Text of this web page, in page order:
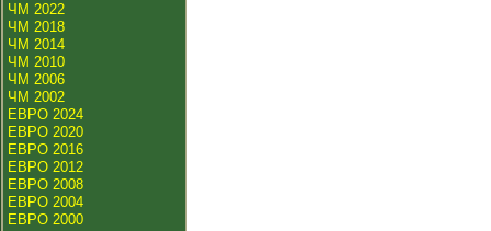
ЧМ 2022
ЧМ 2018
ЧМ 2014
ЧМ 2010
ЧМ 2006
ЧМ 2002
ЕВРО 2024
ЕВРО 2020
ЕВРО 2016
ЕВРО 2012
ЕВРО 2008
ЕВРО 2004
ЕВРО 2000